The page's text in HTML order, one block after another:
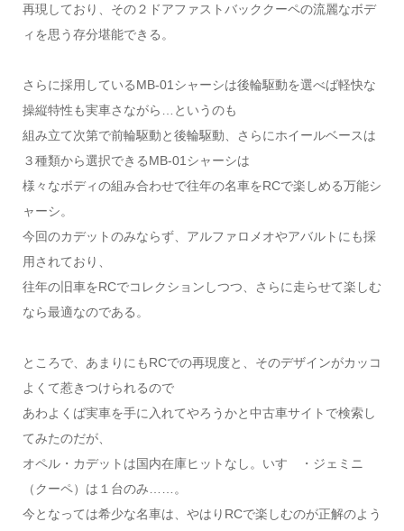
再現しており、その２ドアファストバッククーペの流麗なボデ
ィを思う存分堪能できる。
さらに採用しているMB-01シャーシは後輪駆動を選べば軽快な
操縦特性も実車さながら…というのも
組み立て次第で前輪駆動と後輪駆動、さらにホイールベースは
３種類から選択できるMB-01シャーシは
様々なボディの組み合わせで往年の名車をRCで楽しめる万能シ
ャーシ。
今回のカデットのみならず、アルファロメオやアバルトにも採
用されており、
往年の旧車をRCでコレクションしつつ、さらに走らせて楽しむ
なら最適なのである。
ところで、あまりにもRCでの再現度と、そのデザインがカッコ
よくて惹きつけられるので
あわよくば実車を手に入れてやろうかと中古車サイトで検索し
てみたのだが、
オペル・カデットは国内在庫ヒットなし。いすゞ・ジェミニ
（クーペ）は１台のみ……。
今となっては希少な名車は、やはりRCで楽しむのが正解のよう